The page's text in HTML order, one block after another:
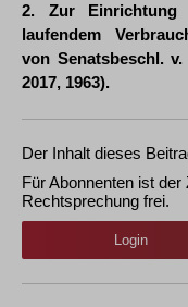
2. Zur Einrichtung
laufendem
von Senatsbeschl. v.
2017, 1963).
Der Inhalt dieses
Für Abonnenten ist
Rechtsprechung frei.
Login